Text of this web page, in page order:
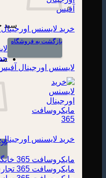
سبد
بازگشت به فروشگاه
خرید لایسنس
لایسنس اورجینال آفیس
خرید لایسنس اورجینال
مایکروسافت 365 خانگی
مایکروسافت 365 تجاری